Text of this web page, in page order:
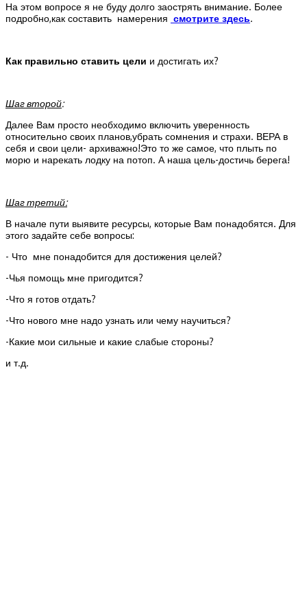
На этом вопросе я не буду долго заострять внимание. Более
подробно,как составить намерения смотрите здесь.
Как правильно ставить цели и достигать их?
Шаг второй:
Далее Вам просто необходимо включить уверенность
относительно своих планов,убрать сомнения и страхи. ВЕРА в
себя и свои цели- архиважно!Это то же самое, что плыть по
морю и нарекать лодку на потоп. А наша цель-достичь берега!
Шаг третий:
В начале пути выявите ресурсы, которые Вам понадобятся. Для
этого задайте себе вопросы:
- Что мне понадобится для достижения целей?
-Чья помощь мне пригодится?
-Что я готов отдать?
-Что нового мне надо узнать или чему научиться?
-Какие мои сильные и какие слабые стороны?
и т.д.